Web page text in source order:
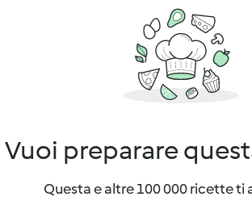
Vuoi preparare
Questa e altre 100 000 ricette ti